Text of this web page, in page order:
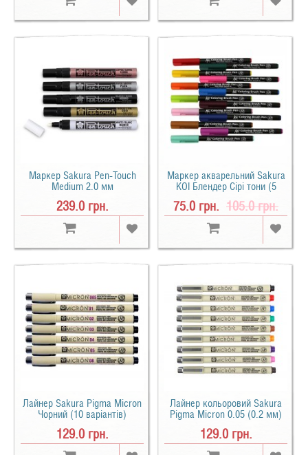
Маркер Sakura Pen-Touch
Medium 2.0 мм
239.0 грн.
Маркер акварельний Sakura
KOI Блендер Сірі тони (5
75.0 грн. 105.0 грн.
Лайнер Sakura Pigma Micron
Чорний (10 варіантів)
129.0 грн.
Лайнер кольоровий Sakura
Pigma Micron 0.05 (0.2 мм)
129.0 грн.